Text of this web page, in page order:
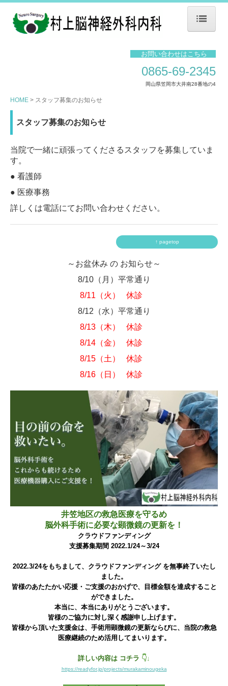
脳ドック
交通案内
スタッフ募集のお知らせ
お問い合わせはこちら
0865-69-2345
岡山県笠岡市大井南28番地の4
HOME スタッフ募集のお知らせ
スタッフ募集のお知らせ
当院で一緒に頑張ってくださるスタッフを募集していま
す。
● 看護師
● 医療事務
詳しくは電話にてお問い合わせください。
↑ pagetop
～お盆休み の お知らせ～
8/10（月）平常通り
8/11（火） 休診
8/12（水）平常通り
8/13（木） 休診
8/14（金） 休診
8/15（土） 休診
8/16（日） 休診
井笠地区の救急医療を守るめ
脳外科手術に必要な顕微鏡の更新を！
クラウドファンディング
支援募集期間 2022.1/24～3/24
2022.3/24をもちまして、クラウドファンディング を無事終了いたし
ました。
皆様のあたたかい応援・ご支援のおかげで、目標金額を達成すること
ができました。
本当に、本当にありがとうございます。
皆様のご協力に対し深く感謝申し上げます。
皆様から頂いた支援金は、手術用顕微鏡の更新ならびに、当院の救急
医療継続のため活用してまいります。
詳しい内容は コチラ 👇↓
https://readyfor.jp/projects/murakaminougeka